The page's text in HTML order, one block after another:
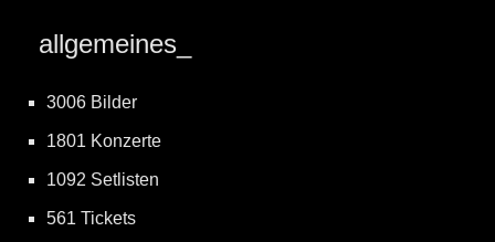
allgemeines_
3006 Bilder
1801 Konzerte
1092 Setlisten
561 Tickets